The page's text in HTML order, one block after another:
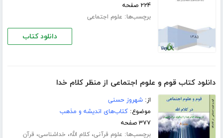
۲۲۴ صفحه
برچسب‌ها: علوم اجتماعی
دانلود کتاب
دانلود کتاب قوم و علوم اجتماعی از منظر کلام خدا
از:شهروز حسنی
موضوع:کتاب‌های اندیشه و مذهب
۳۷۷ صفحه
برچسب‌ها: علوم قرآنی،کلام الله، خداشناسی، قرآن